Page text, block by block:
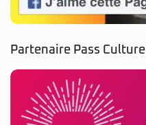
Partenaire Pass Culture